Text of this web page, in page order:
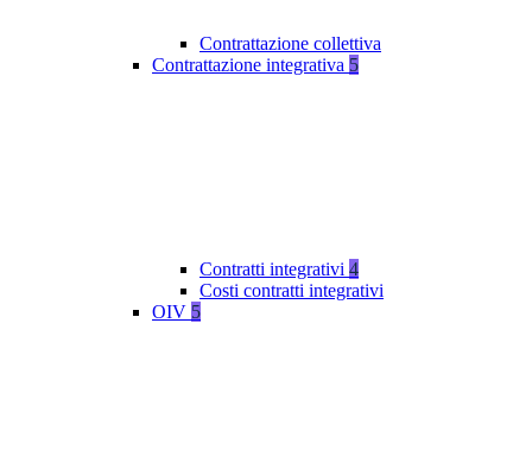
Contrattazione collettiva
Contrattazione integrativa 5
Contratti integrativi 4
Costi contratti integrativi
OIV 5